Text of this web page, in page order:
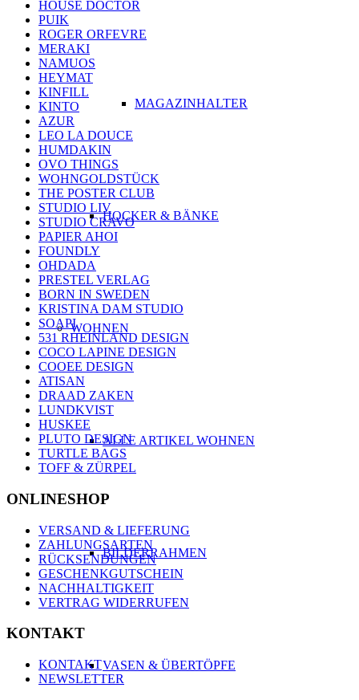
MAGAZINHALTER
HOCKER & BÄNKE
WOHNEN
ALLE ARTIKEL WOHNEN
BILDERRAHMEN
VASEN & ÜBERTÖPFE
HOUSE DOCTOR
PUIK
ROGER ORFEVRE
MERAKI
NAMUOS
HEYMAT
KINFILL
KINTO
AZUR
LEO LA DOUCE
HUMDAKIN
OVO THINGS
WOHNGOLDSTÜCK
THE POSTER CLUB
STUDIO LIV
STUDIO CRAVO
PAPIER AHOI
FOUNDLY
OHDADA
PRESTEL VERLAG
BORN IN SWEDEN
KRISTINA DAM STUDIO
SOAPI
531 RHEINLAND DESIGN
COCO LAPINE DESIGN
COOEE DESIGN
ATISAN
DRAAD ZAKEN
LUNDKVIST
HUSKEE
PLUTO DESIGN
TURTLE BAGS
TOFF & ZÜRPEL
ONLINESHOP
VERSAND & LIEFERUNG
ZAHLUNGSARTEN
RÜCKSENDUNGEN
GESCHENKGUTSCHEIN
NACHHALTIGKEIT
VERTRAG WIDERRUFEN
KONTAKT
KONTAKT
NEWSLETTER